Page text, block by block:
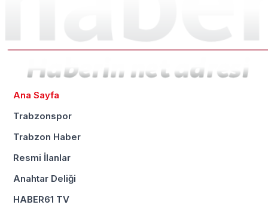
Ana Sayfa
Trabzonspor
Trabzon Haber
Resmi İlanlar
Anahtar Deliği
HABER61 TV